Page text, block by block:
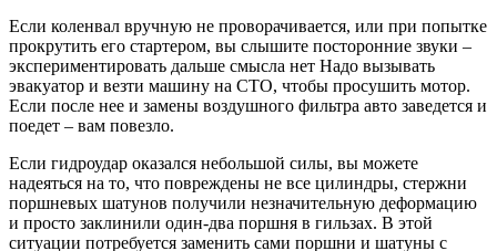
Если коленвал вручную не проворачивается, или при попытке
прокрутить его стартером, вы слышите посторонние звуки –
экспериментировать дальше смысла нет Надо вызывать
эвакуатор и везти машину на СТО, чтобы просушить мотор.
Если после нее и замены воздушного фильтра авто заведется и
поедет – вам повезло.
Если гидроудар оказался небольшой силы, вы можете
надеяться на то, что повреждены не все цилиндры, стержни
поршневых шатунов получили незначительную деформацию
и просто заклинили один-два поршня в гильзах. В этой
ситуации потребуется заменить сами поршни и шатуны с